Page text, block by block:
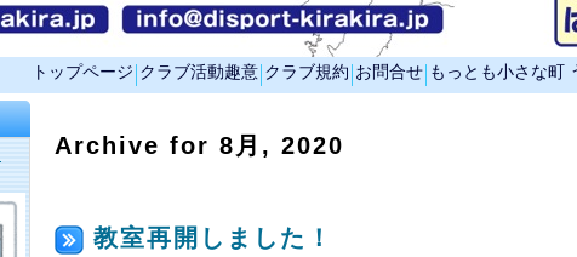
トップページ クラブ活動趣意 クラブ規約 お問合せ もっとも小さな町
Archive for 8月, 2020
教室再開しました！